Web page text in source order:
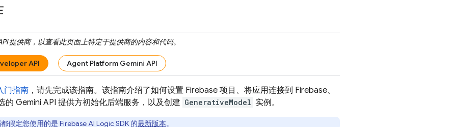
提供商，以查看此页面上特定于提供商的内容和代码。
API Agent Platform Gemini API
门指南 ，请先完成该指南。该指南介绍了如何设置 Firebase 项目、将应用连接到 Firebase、
的 Gemini API 提供方初始化后端服务，以及创建 GenerativeModel 实例。
假定您使用的是 Firebase AI LogicSDK 的最新版本。